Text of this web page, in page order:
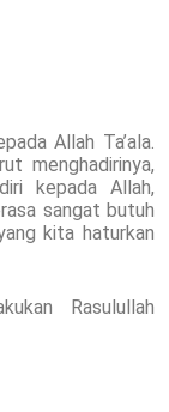
Allah Ta’ala.
menghadirinya,
kepada Allah,
sangat butuh
kita haturkan
Rasulullah